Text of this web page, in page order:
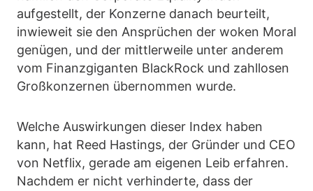
aufgestellt, der Konzerne danach beurteilt,
inwieweit sie den Ansprüchen der woken Moral
genügen, und der mittlerweile unter anderem
vom Finanzgiganten BlackRock und zahllosen
Großkonzernen übernommen wurde.
Welche Auswirkungen dieser Index haben
kann, hat Reed Hastings, der Gründer und CEO
von Netflix, gerade am eigenen Leib erfahren.
Nachdem er nicht verhinderte, dass der